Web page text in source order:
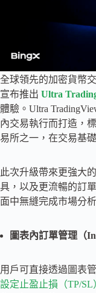
全球領先的加密貨幣
宣布推出 Ultra
體驗。Ultra
內交易執行而打造，
易所之一，在交易基
此次升級帶來更強大
具，以及更流暢的訂
面中無縫完成市場分
圖表內訂單管理（
用戶可直接透過圖表
設定止盈止損（TP/SL